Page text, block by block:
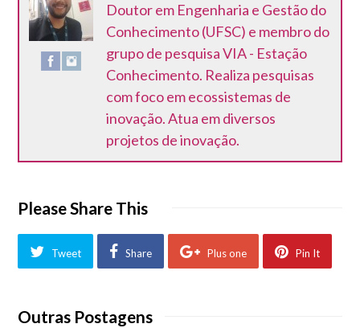
Doutor em Engenharia e Gestão do
Conhecimento (UFSC) e membro do
grupo de pesquisa VIA - Estação
Conhecimento. Realiza pesquisas
com foco em ecossistemas de
inovação. Atua em diversos
projetos de inovação.
Please Share This
Tweet Share Plus one Pin It
Outras Postagens